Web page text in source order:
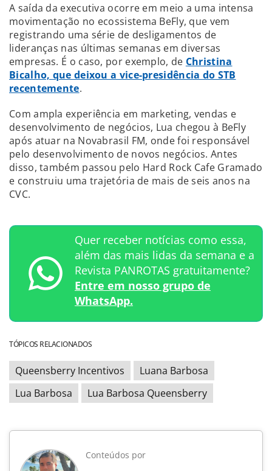
A saída da executiva ocorre em meio a uma intensa
movimentação no ecossistema BeFly, que vem
registrando uma série de desligamentos de
lideranças nas últimas semanas em diversas
empresas. É o caso, por exemplo, de Christina
Bicalho, que deixou a vice-presidência do STB
recentemente.
Com ampla experiência em marketing, vendas e
desenvolvimento de negócios, Lua chegou à BeFly
após atuar na Novabrasil FM, onde foi responsável
pelo desenvolvimento de novos negócios. Antes
disso, também passou pelo Hard Rock Cafe Gramado
e construiu uma trajetória de mais de seis anos na
CVC.
Quer receber notícias como essa,
além das mais lidas da semana e a
Revista PANROTAS gratuitamente?
Entre em nosso grupo de
WhatsApp.
TÓPICOS RELACIONADOS
Queensberry Incentivos
Luana Barbosa
Lua Barbosa
Lua Barbosa Queensberry
Conteúdos por